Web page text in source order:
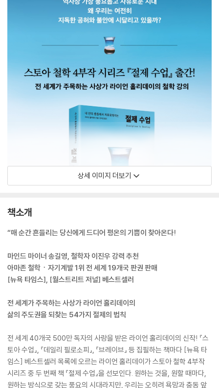
상세 이미지 더보기
책소개
“매 순간 흔들리는 당신에게 드디어 평온의 기쁨이 찾아온다!
마인드 마이너 송길영, 철학자 이진우 강력 추천
아마존 철학ㆍ자기계발 1위 전 세계 19개국 판권 판매
[뉴욕 타임스], [월스트리트 저널] 베스트셀러
전 세계가 주목하는 사상가 라이언 홀리데이의
삶의 주도권을 되찾는 54가지 절제의 법칙
전 세계 40개국 500만 독자의 사랑을 받은 라이언 홀리데이의 신작! 『스
토아 수업』, 『데일리 필로소피』, 『브레이브』 등 집필하는 책마다 [뉴욕 타
임스] 베스트셀러 목록에 오르는 라이언 홀리데이가 스토아 철학 4부작
시리즈 중 두 번째 책 『절제 수업』을 선보인다. 원하는 것을, 원할 때마다,
원하는 방식으로 갖는 풍요의 시대라지만, 우리는 오히려 욕망과 충동 앞